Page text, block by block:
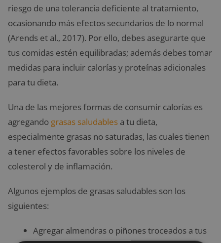
riesgo de una tolerancia deficiente al tratamiento,
ocasionando más efectos secundarios de lo normal
(Arends et al., 2017). Por ello, debes asegurarte que
tus comidas estén equilibradas; además debes tomar
medidas para incluir calorías y proteínas adicionales
para tu dieta.
Una de las mejores formas de consumir calorías es
agregando grasas saludables a tu dieta,
especialmente grasas no saturadas, las cuales tienen
a tener efectos favorables sobre los niveles de
colesterol y de inflamación.
Algunos ejemplos de grasas saludables son los
siguientes:
Agregar almendras o piñones troceados a tus